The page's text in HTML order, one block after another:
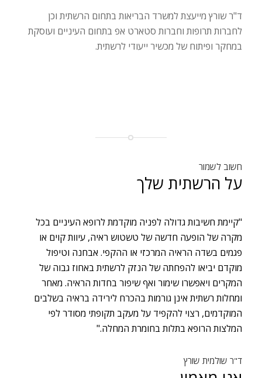
ד"ר שורץ מייעצת למשרד הבריאות בתחום הרשתית וכן
לחברות תרופות וחברות סטארט אפ בתחום העיניים ועוסקת
במחקר ופיתוח של מכשיר ייעודי לרשתית.
חשוב לשמור
על הרשתית שלך
"קיימת חשיבות גדולה לפניה מוקדמת לרופא העיניים בכל
מקרה של הופעה חדשה של טשטוש ראיה, עיוות קוים או
פגמים בשדה הראיה המרכזי או ההקפי. אבחנה וטיפול
מוקדם יביאו להפחתה של הנזק לרשתית באחוז גבוה של
המקרים ויאפשרו שימור ואף שיפור בחדות הראיה. מאחר
ומחלות רשתית אינן גורמות בהכרח לירידה בראיה בשלבים
המוקדמים, רצוי להקפיד על מעקב תקופתי מסודר לפי
המלצות הרופא בתלות בחומרת המחלה."
ד"ר שולמית שורץ